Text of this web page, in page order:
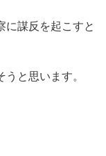
に謀反を起こすと
と思います。